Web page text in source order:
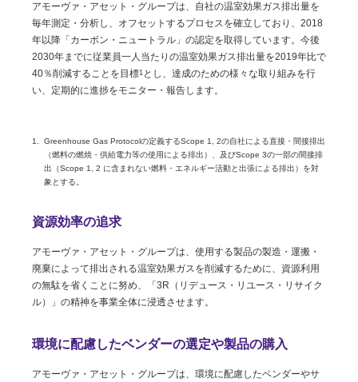
アモーヴァ・アセット・グループは、自社の温室効果ガス排出量を
毎年測定・分析し、オフセットするプロセスを確立しており、2018
年以降「カーボン・ニュートラル」の認定を取得しています。今後
2030年までに従業員一人当たりの温室効果ガス排出量を2019年比で
40％削減することを目標1 とし、達成のための様々な取り組みを行
い、定期的に進捗をモニター・報告します。
Greenhouse Gas Protocolの定義するScope 1, 2の自社による直接・間接排出
（燃料の燃焼・供給電力等の使用による排出）、及びScope 3の一部の間接排
出（Scope 1, 2 に含まれない燃料・エネルギー活動と出張による排出）を対
象とする。
資源効率の追求
アモーヴァ・アセット・グループは、使用する製品の製造・運搬・
廃棄によって排出される温室効果ガスを削減するために、資源利用
の無駄を省くことに努め、「3R（リデュース・リユース・リサイク
ル）」の精神を事業全体に浸透させます。
環境に配慮したベンダーの選定や製品の購入
アモーヴァ・アセット・グループは、環境に配慮したベンダーやサ